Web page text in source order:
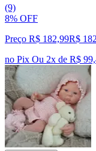
(9)
8% OFF
Preço R$ 182,99R$ 182
no Pix Ou 2x de R$